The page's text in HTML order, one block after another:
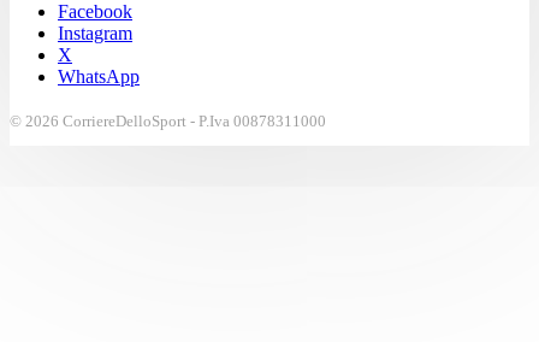
Facebook
Instagram
X
WhatsApp
© 2026 CorriereDelloSport - P.Iva 00878311000